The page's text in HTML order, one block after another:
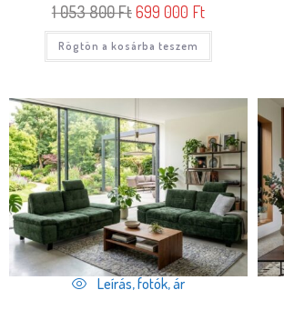
1 053 800Ft699 000 Ft
Rögtön a kosárba teszem
Leírás, fotók, ár